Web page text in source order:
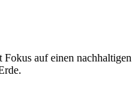
Fokus auf einen nachhaltigen